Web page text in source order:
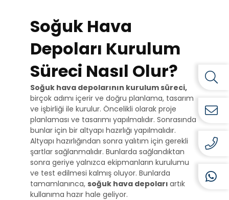
Soğuk Hava
Depoları Kurulum
Süreci Nasıl Olur?
Soğuk hava depolarının kurulum süreci,
birçok adımı içerir ve doğru planlama, tasarım
ve işbirliği ile kurulur. Öncelikli olarak proje
planlaması ve tasarımı yapılmalıdır. Sonrasında
bunlar için bir altyapı hazırlığı yapılmalıdır.
Altyapı hazırlığından sonra yalıtım için gerekli
şartlar sağlanmalıdır. Bunlarda sağlandıktan
sonra geriye yalnızca ekipmanların kurulumu
ve test edilmesi kalmış oluyor. Bunlarda
tamamlanınca, soğuk hava depoları artık
kullanıma hazır hale geliyor.